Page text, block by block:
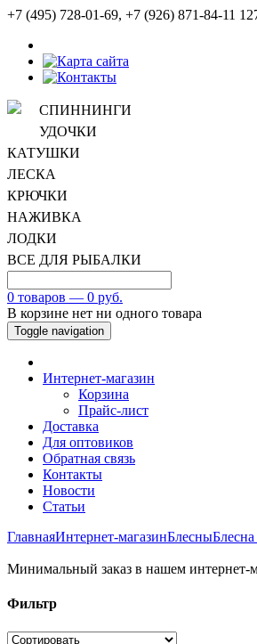
+7 (495) 728-01-69, +7 (926) 871-84-11
СПИННИНГИ
УДОЧКИ
КАТУШКИ
ЛЕСКА
КРЮЧКИ
НАЖИВКА
ЛОДКИ
ВСЕ ДЛЯ РЫБАЛКИ
0 товаров — 0 руб.
В корзине нет ни одного товара
Toggle navigation
Интернет-магазин
Корзина
Прайс-лист
Доставка
Для оптовиков
Обратная связь
Контакты
Новости
Статьи
ГлавнаяИнтернет-магазинБлесны
Минимальный заказ в нашем интернет-
Фильтр